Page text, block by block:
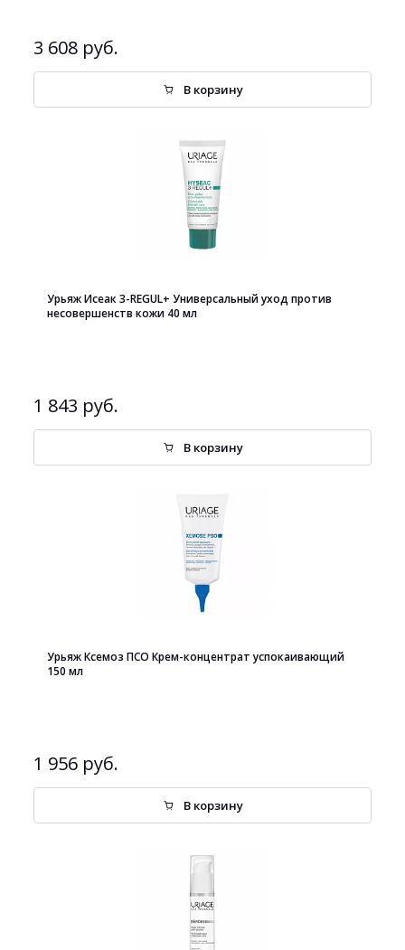
3 608 руб.
В корзину
Урьяж Исеак 3-REGUL+ Универсальный уход против
несовершенств кожи 40 мл
1 843 руб.
В корзину
Урьяж Ксемоз ПСО Крем-концентрат успокаивающий
150 мл
1 956 руб.
В корзину